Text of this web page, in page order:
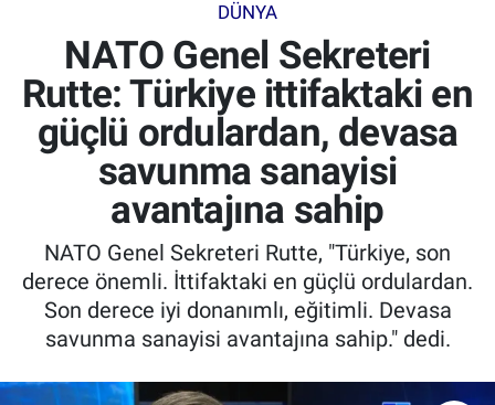
DÜNYA
NATO Genel Sekreteri
Rutte: Türkiye ittifaktaki en
güçlü ordulardan, devasa
savunma sanayisi
avantajına sahip
NATO Genel Sekreteri Rutte, "Türkiye, son
derece önemli. İttifaktaki en güçlü ordulardan.
Son derece iyi donanımlı, eğitimli. Devasa
savunma sanayisi avantajına sahip." dedi.